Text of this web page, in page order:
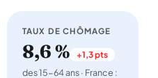
TAUX DE CHÔMAGE
8,6 % +1,3 pts
des 15-64 ans · France :